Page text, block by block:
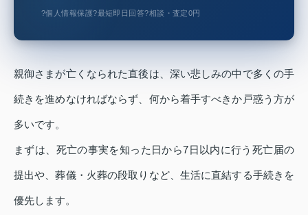
?個人情報保護?最短即日回答?相談・査定0円
親御さまが亡くなられた直後は、深い悲しみの中で多くの手
続きを進めなければならず、何から着手すべきか戸惑う方が
多いです。
まずは、死亡の事実を知った日から7日以内に行う死亡届の
提出や、葬儀・火葬の段取りなど、生活に直結する手続きを
優先します。